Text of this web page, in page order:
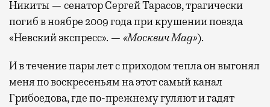
Никиты — сенатор Сергей Тарасов, трагически
погиб в ноябре 2009 года при крушении поезда
«Невский экспресс». — «Москвич Mag»).
И в течение пары лет с приходом тепла он выгонял
меня по воскресеньям на этот самый канал
Грибоедова, где по-прежнему гуляют и гадят